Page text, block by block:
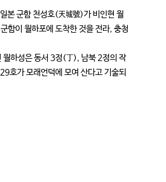
본 군함 천성호(天城號)가 비인현 월
함이 월하포에 도착한 것을 전라, 충청
월하성은 동서 3정(丁), 남북 2정의 작
호가 모래언덕에 모여 산다고 기술되